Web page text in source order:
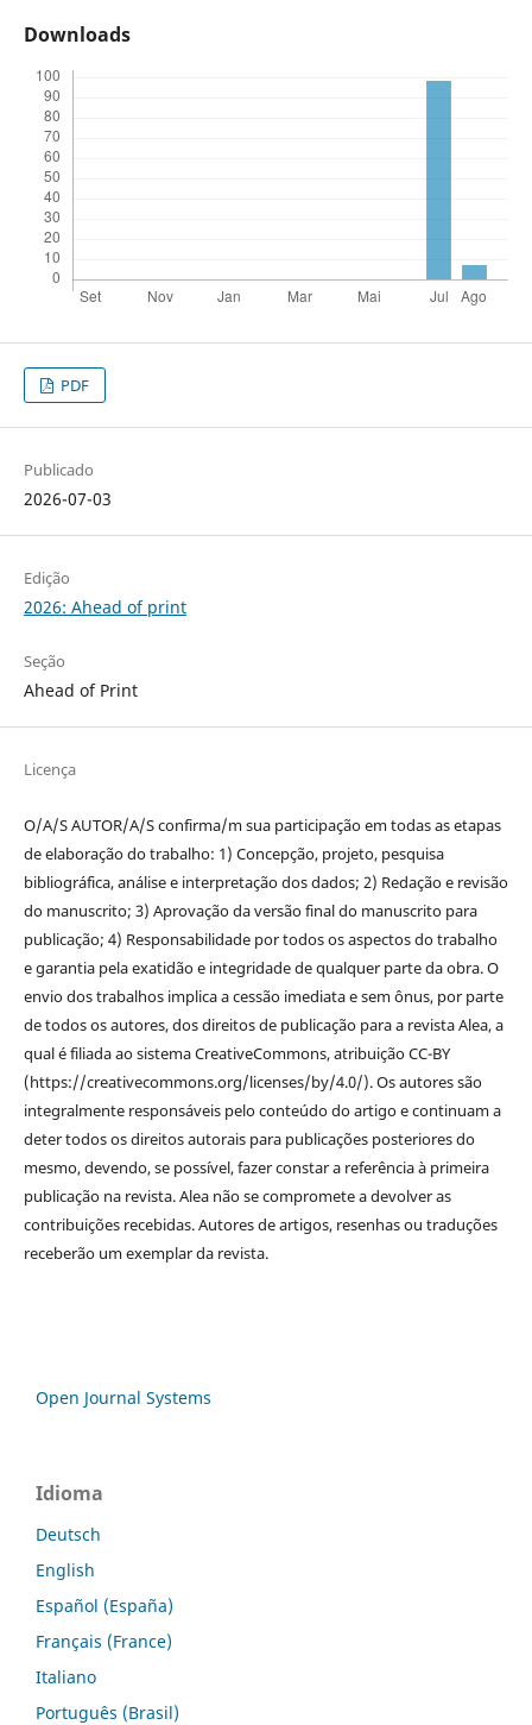
Downloads
PDF
Publicado
2026-07-03
Edição
2026: Ahead of print
Seção
Ahead of Print
Licença
O/A/S AUTOR/A/S confirma/m sua participação em todas as etapas
de elaboração do trabalho: 1) Concepção, projeto, pesquisa
bibliográfica, análise e interpretação dos dados; 2) Redação e revisão
do manuscrito; 3) Aprovação da versão final do manuscrito para
publicação; 4) Responsabilidade por todos os aspectos do trabalho
e garantia pela exatidão e integridade de qualquer parte da obra. O
envio dos trabalhos implica a cessão imediata e sem ônus, por parte
de todos os autores, dos direitos de publicação para a revista Alea, a
qual é filiada ao sistema CreativeCommons, atribuição CC-BY
(https://creativecommons.org/licenses/by/4.0/). Os autores são
integralmente responsáveis pelo conteúdo do artigo e continuam a
deter todos os direitos autorais para publicações posteriores do
mesmo, devendo, se possível, fazer constar a referência à primeira
publicação na revista. Alea não se compromete a devolver as
contribuições recebidas. Autores de artigos, resenhas ou traduções
receberão um exemplar da revista.
Open Journal Systems
Idioma
Deutsch
English
Español (España)
Français (France)
Italiano
Português (Brasil)